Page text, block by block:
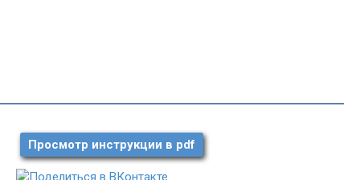
Просмотр инструкции в pdf